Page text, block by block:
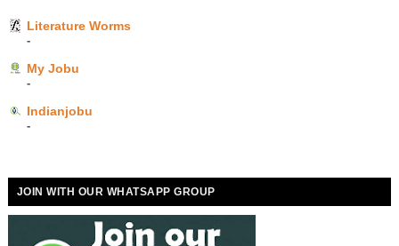
Literature Worms
-
My Jobu
-
Indianjobu
-
JOIN WITH OUR WHATSAPP GROUP